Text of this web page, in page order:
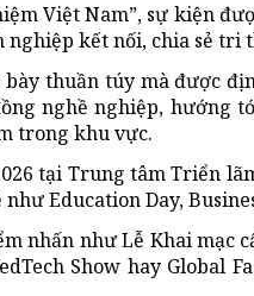
Việt Nam”, sự kiện
kết nối, chia sẻ tri
thuần túy mà được
nghề nghiệp,
trong khu vực.
tại Trung tâm Triển
Education Day,
nhấn như Lễ Khai mạc
Show hay Global